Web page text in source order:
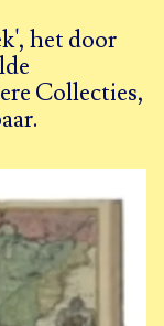
het door
Collecties,